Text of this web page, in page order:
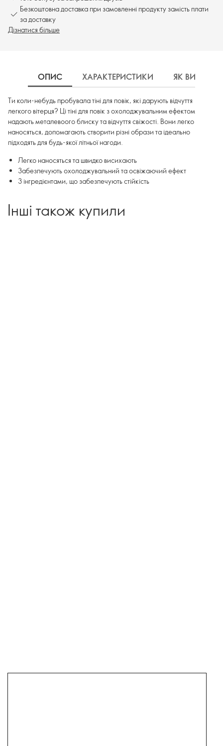
Безкоштовна доставка при замовленні продукту замість плати
за доставку
Дізнатися більше
ОПИС ХАРАКТЕРИСТИКИ ЯК
Ти коли-небудь пробувала тіні для повік, які дарують відчуття
легкого вітерця? Ці тіні для повік з охолоджувальним ефектом
надають металевоого блиску та відчуття свіжості. Вони легко
наносяться, допомагають створити різні образи та ідеально
підходять для будь-якої літньої нагоди.
Легко наносяться та швидко висихають
Забезпечують охолоджувальний та освіжаючий ефект
З інгредієнтами, що забезпечують стійкість
Інші також купили